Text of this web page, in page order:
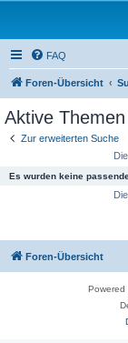
FAQ
Foren-Übersicht
Aktive Themen
Zur erweiterten Suche
Es wurden keine
Foren-Übersicht
Powered